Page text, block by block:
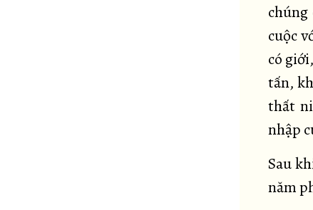
chúng
cuộc
có
tấn,
thất
nhập
Sau
năm